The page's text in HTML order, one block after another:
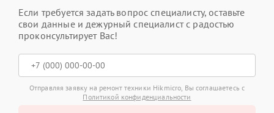
Если требуется задать вопрос специалисту, оставьте
свои данные и дежурный специалист с радостью
проконсультирует Вас!
Отправляя заявку на ремонт техники Hikmicro, Вы соглашаетесь с
Политикой конфиденциальности